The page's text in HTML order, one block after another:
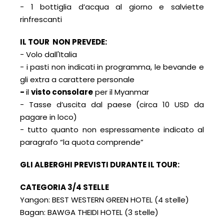
- 1 bottiglia d’acqua al giorno e salviette
rinfrescanti
IL TOUR NON PREVEDE:
- Volo dall'Italia
- i pasti non indicati in programma, le bevande e
gli extra a carattere personale
-ilvisto consolareper il Myanmar
- Tasse d’uscita dal paese (circa 10 USD da
pagare in loco)
- tutto quanto non espressamente indicato al
paragrafo “la quota comprende”
GLI ALBERGHI PREVISTI DURANTE IL TOUR:
CATEGORIA 3/4 STELLE
Yangon: BEST WESTERN GREEN HOTEL (4 stelle)
Bagan: BAWGA THEIDI HOTEL (3 stelle)